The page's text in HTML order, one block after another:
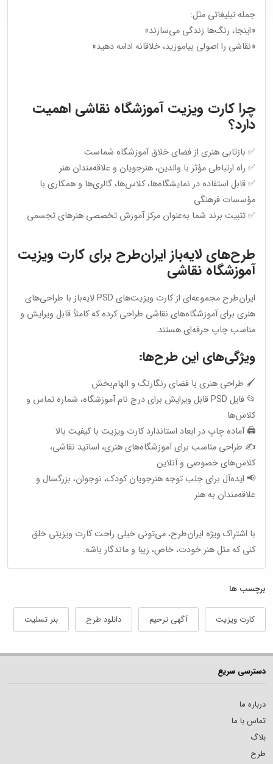
جمله تبلیغاتی مثل:
«اینجا، رنگ‌ها زندگی می‌سازند»
«نقاشی را اصولی بیاموزید، خلاقانه ادامه دهید»
چرا کارت ویزیت آموزشگاه نقاشی اهمیت
دارد؟
✅ بازتابی هنری از فضای خلاق آموزشگاه شماست
✅ راه ارتباطی مؤثر با والدین، هنرجویان و علاقه‌مندان هنر
✅ قابل استفاده در نمایشگاه‌ها، کلاس‌ها، گالری‌ها و همکاری با
مؤسسات فرهنگی
✅ تثبیت برند شما به‌عنوان مرکز آموزش تخصصی هنرهای تجسمی
طرح‌های لایه‌باز ایران‌طرح برای کارت ویزیت
آموزشگاه نقاشی
ایران‌طرح مجموعه‌ای از کارت ویزیت‌های PSD لایه‌باز با طراحی‌های
هنری برای آموزشگاه‌های نقاشی طراحی کرده که کاملاً قابل ویرایش و
مناسب چاپ حرفه‌ای هستند.
ویژگی‌های این طرح‌ها:
🖌 طراحی هنری با فضای رنگارنگ و الهام‌بخش
📂 فایل PSD قابل ویرایش برای درج نام آموزشگاه، شماره تماس و
کلاس‌ها
🖨 آماده چاپ در ابعاد استاندارد کارت ویزیت با کیفیت بالا
✍️ طراحی مناسب برای آموزشگاه‌های هنری، اساتید نقاشی،
کلاس‌های خصوصی و آنلاین
📢 ایده‌آل برای جلب توجه هنرجویان کودک، نوجوان، بزرگسال و
علاقه‌مندان به هنر
با اشتراک ویژه ایران‌طرح، می‌تونی خیلی راحت کارت ویزیتی خلق
کنی که مثل هنر خودت، خاص، زیبا و ماندگار باشه.
برچسب ها
کارت ویزیت آگهی ترحیم دانلود طرح بنر تسلیت
دسترسی سریع
درباره ما
تماس با ما
بلاگ
طرح